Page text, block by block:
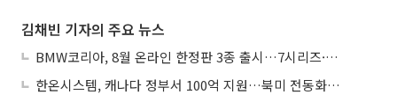
김채빈 기자의 주요 뉴스
BMW코리아, 8월 온라인 한정판 3종 출시…7시리즈·X7·M340i 투어링
한온시스템, 캐나다 정부서 100억 지원…북미 전동화 시장 가속